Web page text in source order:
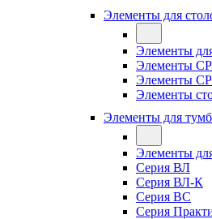
Элементы для
Элементы
Элементы СР
Элементы
Элементы
Элементы для тумб
Элементы
Серия ВЛ
Серия ВЛ-К
Серия ВС
Серия